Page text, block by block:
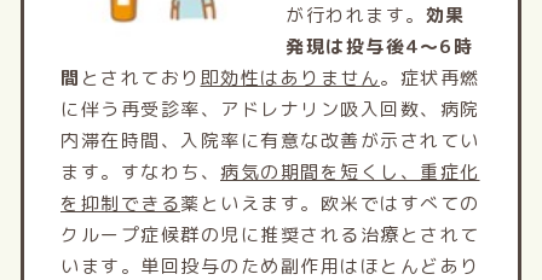
が行われます。 効果
発現は投与後4～6時
間 とされており即効性はありません。症状再燃
に伴う再受診率、アドレナリン吸入回数、病院
内滞在時間、入院率に有意な改善が示されてい
ます。すなわち、 病気の期間を短くし、重症化
を抑制できる薬といえます。欧米ではすべての
クループ症候群の児に推奨される治療とされて
います。単回投与のため副作用はほとんどあり